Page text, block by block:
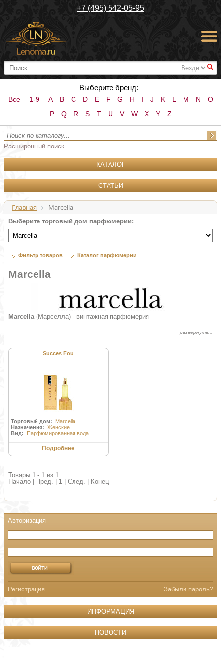
+7 (495) 542-05-95
#
Выберите бренд:
Все 1-9 A B C D E F G H I J K L M N
O
P
Q R S T U V W X Y Z
Расширенный поиск
КАТАЛОГ
СТАТЬИ
Главная Marcella
Выберите торговый дом парфюмерии:
Фильтр товаров Каталог парфюмерии
Marcella
Marcella(Марселла) - винтажная парфюмерия
Succes Fou
Торговый дом: Marcella
Назначения: Женские
Вид: Парфюмированная вода
Подробнее
Товары 1 - 1 из 1
Начало | Пред. | 1 | След. | Конец
Регистрация Забыли пароль?
ИНФОРМАЦИЯ
НОВОСТИ